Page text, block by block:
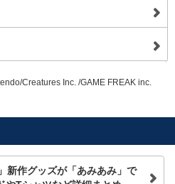
Creatures Inc. /GAME FREAK inc.
新作グッズが「あみあみ」で